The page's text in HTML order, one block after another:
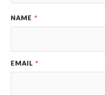
NAME *
EMAIL *